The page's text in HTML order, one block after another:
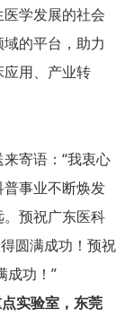
学发展的社会
的平台，助力
用、产业转
寄语：“我衷心
事业不断焕发
预祝广东医科
圆满成功！预祝
成功！”
实验室，东莞